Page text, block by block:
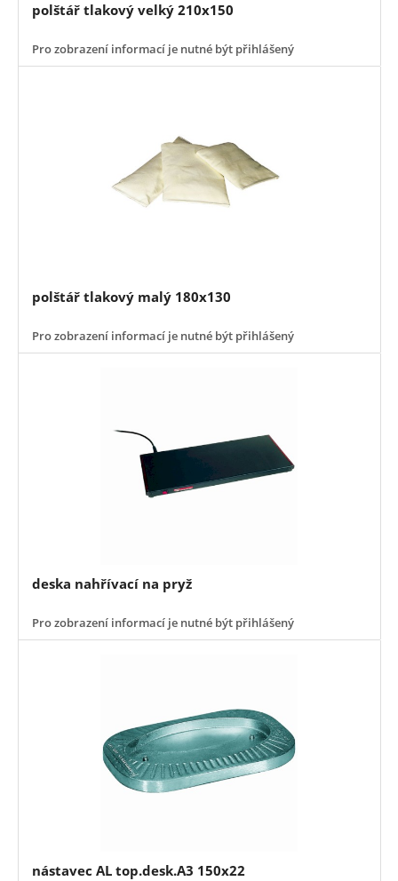
polštář tlakový velký 210x150
Pro zobrazení informací je nutné být přihlášený
polštář tlakový malý 180x130
Pro zobrazení informací je nutné být přihlášený
deska nahřívací na pryž
Pro zobrazení informací je nutné být přihlášený
nástavec AL top.desk.A3 150x22